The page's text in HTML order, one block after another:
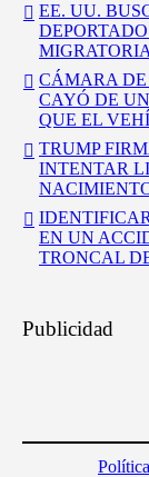
EE. UU.
CÁMARA DE
CAYÓ DE
QUE EL
TRUMP
INTENTAR
EN UN
TRONCAL
Publicidad